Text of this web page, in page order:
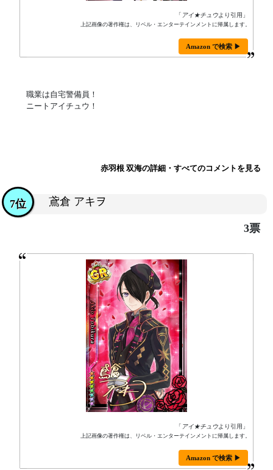
「 アイ★チュウより引用」
上記画像の著作権は、リベル・エンターテインメントに帰属します。
Amazon で検索 ▶
職業は自宅警備員！
ニートアイチュウ！
赤羽根 双海の詳細・すべてのコメントを見る
鳶倉 アキヲ
7位
3票
「 アイ★チュウより引用」
上記画像の著作権は、リベル・エンターテインメントに帰属します。
Amazon で検索 ▶